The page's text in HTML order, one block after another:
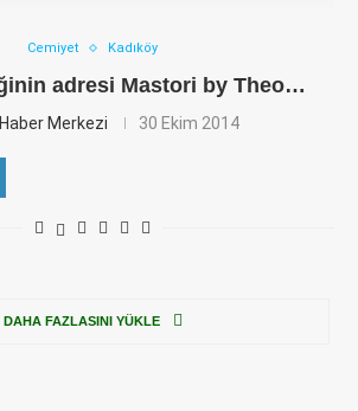
Cemiyet Kadıköy
adresi Mastori by Theo…
Haber Merkezi 30 Ekim 2014
DAHA FAZLASINI YÜKLE